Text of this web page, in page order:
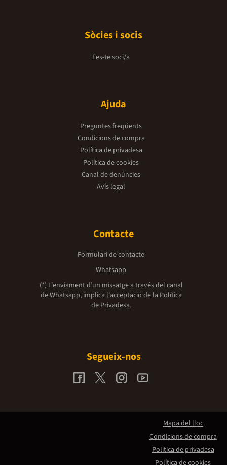
Sòcies i socis
Fes-te soci/a
Ajuda
Preguntes freqüents
Condicions de compra
Política de privadesa
Política de cookies
Canal de denúncies
Avís legal
Contacte
Formulari de contacte
Whatsapp
(*) L'enviament d’un missatge a través del canal
de Whatsapp, implica l'acceptació de la Política
de Privadesa.
Segueix-nos
Mapa del lloc
Condicions de compra
Política de privadesa